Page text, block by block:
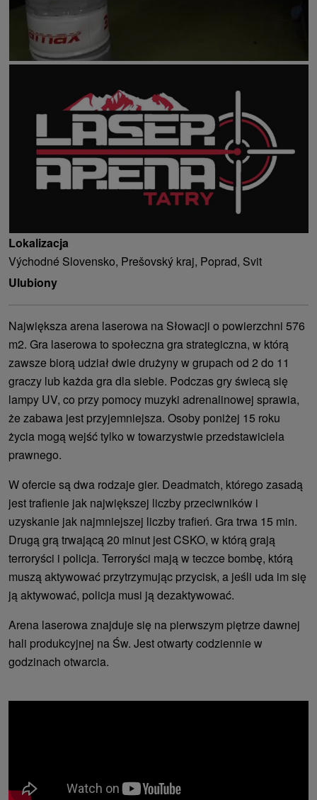
Lokalizacja
Východné Slovensko, Prešovský kraj, Poprad, Svit
Ulubiony
Największa arena laserowa na Słowacji o powierzchni 576
m2. Gra laserowa to społeczna gra strategiczna, w którą
zawsze biorą udział dwie drużyny w grupach od 2 do 11
graczy lub każda gra dla siebie. Podczas gry świecą się
lampy UV, co przy pomocy muzyki adrenalinowej sprawia,
że ​​zabawa jest przyjemniejsza. Osoby poniżej 15 roku
życia mogą wejść tylko w towarzystwie przedstawiciela
prawnego.
W ofercie są dwa rodzaje gier. Deadmatch, którego zasadą
jest trafienie jak największej liczby przeciwników i
uzyskanie jak najmniejszej liczby trafień. Gra trwa 15 min.
Drugą grą trwającą 20 minut jest CSKO, w którą grają
terroryści i policja. Terroryści mają w teczce bombę, którą
muszą aktywować przytrzymując przycisk, a jeśli uda im się
ją aktywować, policja musi ją dezaktywować.
Arena laserowa znajduje się na pierwszym piętrze dawnej
hali produkcyjnej na Św. Jest otwarty codziennie w
godzinach otwarcia.